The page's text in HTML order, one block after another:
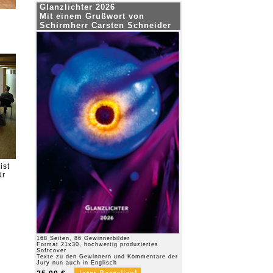
Glanzlichter 2026
Mit einem Grußwort von
Schirmherr Carsten Schneider
168 Seiten, 86 Gewinnerbilder
Format 21x30, hochwertig produziertes
Softcover
Texte zu den Gewinnern und Kommentare der
Jury nun auch in Englisch